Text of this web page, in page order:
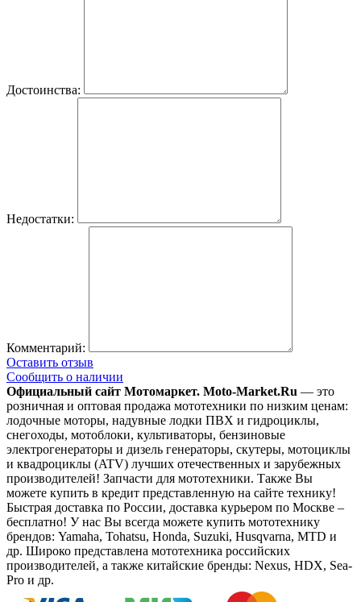
Достоинства:
Недостатки:
Комментарий:
Оставить отзыв
Сообщить о наличии
Официальный сайт Мотомаркет. Moto-Market.Ru — это
розничная и оптовая продажа мототехники по низким ценам:
лодочные моторы, надувные лодки ПВХ и гидроциклы,
снегоходы, мотоблоки, культиваторы, бензиновые
электрогенераторы и дизель генераторы, скутеры, мотоциклы
и квадроциклы (ATV) лучших отечественных и зарубежных
производителей! Запчасти для мототехники. Также Вы
можете купить в кредит представленную на сайте технику!
Быстрая доставка по России, доставка курьером по Москве –
бесплатно! У нас Вы всегда можете купить мототехнику
брендов: Yamaha, Tohatsu, Honda, Suzuki, Husqvarna, MTD и
др. Широко представлена мототехника российских
производителей, а также китайские бренды: Nexus, HDX, Sea-
Pro и др.